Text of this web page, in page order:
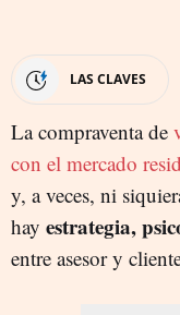
LAS CLAVES
La compraventa de
con el mercado
y, a veces, ni
hay estrategia,
entre asesor y